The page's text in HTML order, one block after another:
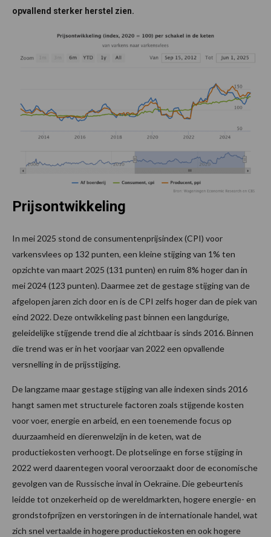
opvallend sterker herstel zien.
Prijsontwikkeling
In mei 2025 stond de consumentenprijsindex (CPI) voor
varkensvlees op 132 punten, een kleine stijging van 1% ten
opzichte van maart 2025 (131 punten) en ruim 8% hoger dan in
mei 2024 (123 punten). Daarmee zet de gestage stijging van de
afgelopen jaren zich door en is de CPI zelfs hoger dan de piek van
eind 2022. Deze ontwikkeling past binnen een langdurige,
geleidelijke stijgende trend die al zichtbaar is sinds 2016. Binnen
die trend was er in het voorjaar van 2022 een opvallende
versnelling in de prijsstijging.
De langzame maar gestage stijging van alle indexen sinds 2016
hangt samen met structurele factoren zoals stijgende kosten
voor voer, energie en arbeid, en een toenemende focus op
duurzaamheid en dierenwelzijn in de keten, wat de
productiekosten verhoogt. De plotselinge en forse stijging in
2022 werd daarentegen vooral veroorzaakt door de economische
gevolgen van de Russische inval in Oekraïne. Die gebeurtenis
leidde tot onzekerheid op de wereldmarkten, hogere energie- en
grondstofprijzen en verstoringen in de internationale handel, wat
zich snel vertaalde in hogere productiekosten en ook hogere